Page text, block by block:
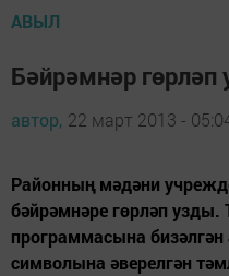
АВЫЛ
Бәйрәмнәр гөрләп
автор, 22 март 2013 -
Районның мәдәни
бәйрәмнәре гөрләп
программасына
символына әверелгән